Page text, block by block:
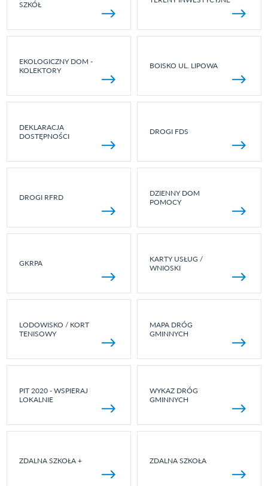
SZKÓŁ
EKOLOGICZNY DOM -
KOLEKTORY
BOISKO UL. LIPOWA
DEKLARACJA
DOSTĘPNOŚCI
DROGI FDS
DROGI RFRD
DZIENNY DOM
POMOCY
GKRPA
KARTY USŁUG /
WNIOSKI
LODOWISKO / KORT
TENISOWY
MAPA DRÓG
GMINNYCH
PIT 2020 - WSPIERAJ
LOKALNIE
WYKAZ DRÓG
GMINNYCH
ZDALNA SZKOŁA + ZDALNA SZKOŁA